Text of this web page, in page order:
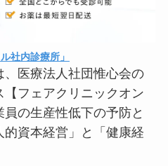
社内診療所」
医療法人社団惟心会の
フェアクリニックオン
の生産性低下の予防と
的資本経営」と「健康経